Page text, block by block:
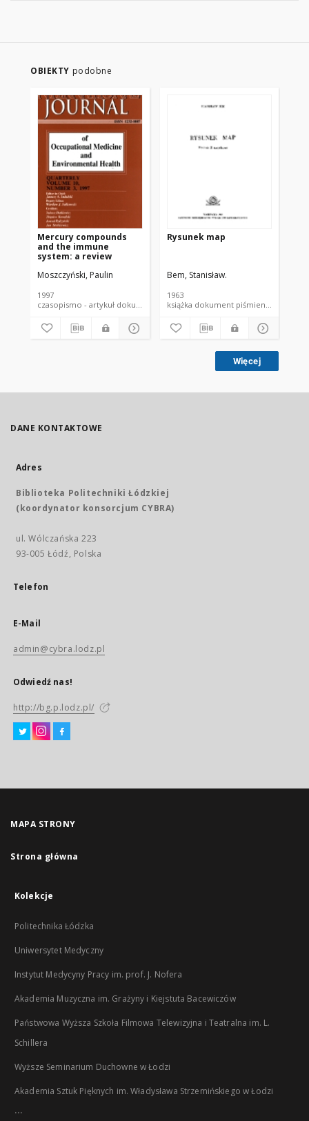
OBIEKTY podobne
Mercury compounds
and the immune
system: a review
Moszczyński, Paulin
1997
czasopismo - artykuł dokument piśmienniczy
Rysunek map
Bem, Stanisław.
1963
książka dokument piśmienniczy
Więcej
DANE KONTAKTOWE
Adres
Biblioteka Politechniki Łódzkiej
(koordynator konsorcjum CYBRA)
ul. Wólczańska 223
93-005 Łódź, Polska
Telefon
E-Mail
admin@cybra.lodz.pl
Odwiedź nas!
http://bg.p.lodz.pl/
MAPA STRONY
Strona główna
Kolekcje
Politechnika Łódzka
Uniwersytet Medyczny
Instytut Medycyny Pracy im. prof. J. Nofera
Akademia Muzyczna im. Grażyny i Kiejstuta Bacewiczów
Państwowa Wyższa Szkoła Filmowa Telewizyjna i Teatralna im. L.
Schillera
Wyższe Seminarium Duchowne w Łodzi
Akademia Sztuk Pięknych im. Władysława Strzemińskiego w Łodzi
...